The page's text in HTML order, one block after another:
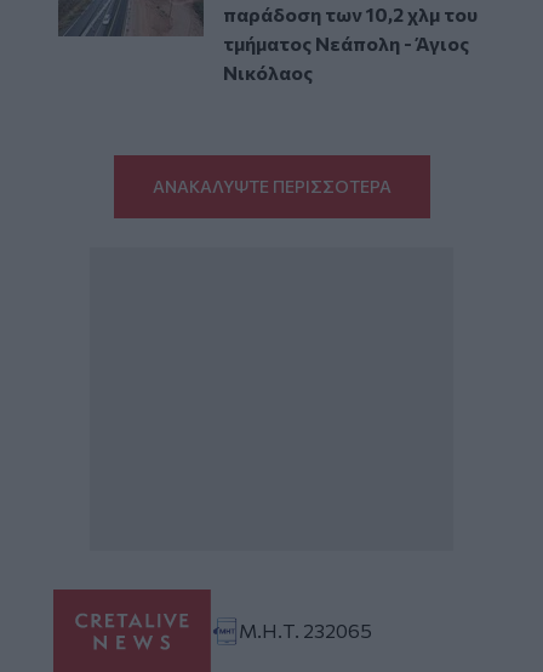
παράδοση των 10,2 χλμ του
τμήματος Νεάπολη - Άγιος
Νικόλαος
ΑΝΑΚΑΛΥΨΤΕ ΠΕΡΙΣΣΟΤΕΡΑ
Μ.Η.Τ. 232065